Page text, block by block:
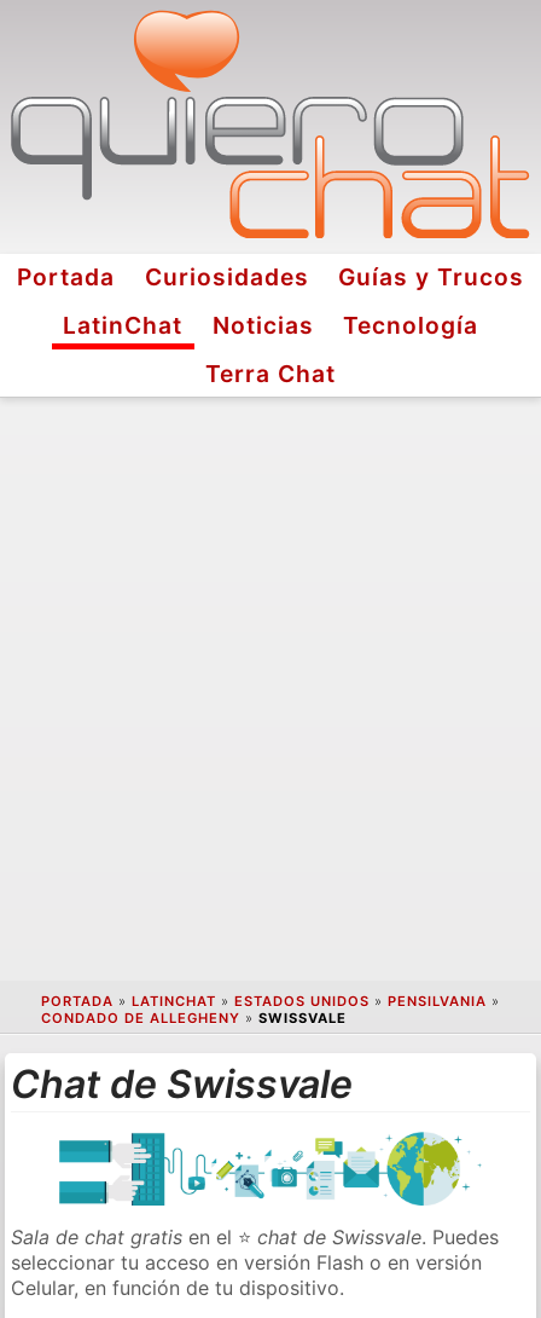
Portada Curiosidades
Guías y Trucos
LatinChat
Noticias
Tecnología
Terra Chat
PORTADA » LATINCHAT » ESTADOS UNIDOS » PENSILVANIA »
CONDADO DE ALLEGHENY » SWISSVALE
Chat de Swissvale
Sala de chat gratis en el ⭐chat de Swissvale. Puedes
seleccionar tu acceso en versión Flash o en versión
Celular, en función de tu dispositivo.